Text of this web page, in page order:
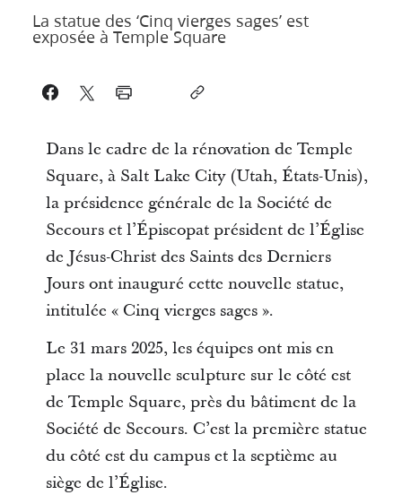
La statue des ‘Cinq vierges sages’ est
exposée à Temple Square
Dans le cadre de la rénovation de Temple
Square, à Salt Lake City (Utah, États-Unis),
la présidence générale de la Société de
Secours et l’Épiscopat président de l’Église
de Jésus-Christ des Saints des Derniers
Jours ont inauguré cette nouvelle statue,
intitulée « Cinq vierges sages ».
Le 31 mars 2025, les équipes ont mis en
place la nouvelle sculpture sur le côté est
de Temple Square, près du bâtiment de la
Société de Secours. C’est la première statue
du côté est du campus et la septième au
siège de l’Église.